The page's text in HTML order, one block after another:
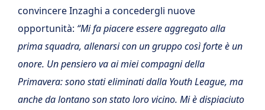
convincere Inzaghi a concedergli nuove
opportunità: “Mi fa piacere essere aggregato alla
prima squadra, allenarsi con un gruppo così forte è un
onore. Un pensiero va ai miei compagni della
Primavera: sono stati eliminati dalla Youth League, ma
anche da lontano son stato loro vicino. Mi è dispiaciuto